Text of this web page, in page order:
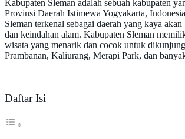
Kabupaten Sleman adalah sebuah kabupaten
Provinsi Daerah Istimewa Yogyakarta,
Sleman terkenal sebagai daerah yang kaya akan
dan keindahan alam. Kabupaten Sleman
wisata yang menarik dan cocok untuk
Prambanan, Kaliurang, Merapi Park, dan
Daftar Isi